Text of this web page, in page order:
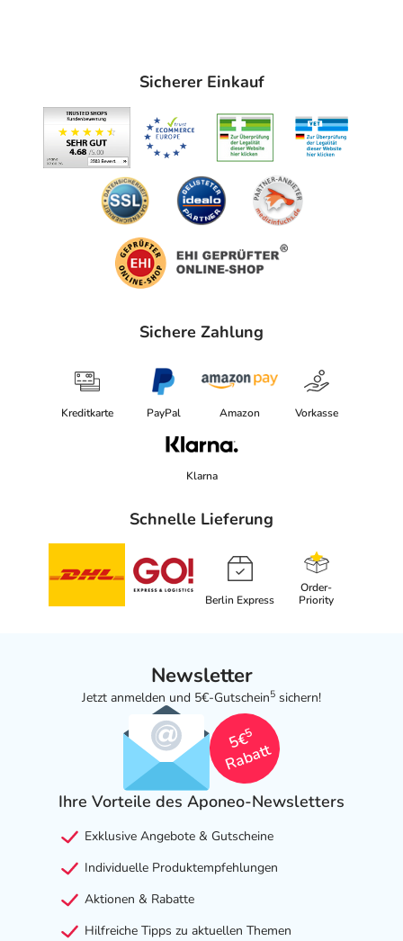
Sicherer Einkauf
Sichere Zahlung
Kreditkarte PayPal Amazon Vorkasse
Klarna
Schnelle Lieferung
Berlin Express
Order-
Priority
Newsletter
Jetzt anmelden und 5€-Gutschein5 sichern!
5€
5
Rabatt
Ihre Vorteile des Aponeo-Newsletters
Exklusive Angebote & Gutscheine
Individuelle Produktempfehlungen
Aktionen & Rabatte
Hilfreiche Tipps zu aktuellen Themen